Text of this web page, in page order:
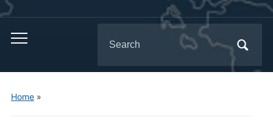
for:
Home»